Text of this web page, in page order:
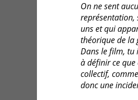
On ne sent
représentation,
uns et qui
théorique de la
Dans le film, tu
à définir ce
collectif,
donc une